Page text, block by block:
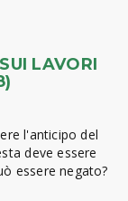
LAVORI
l'anticipo del
deve essere
essere negato?